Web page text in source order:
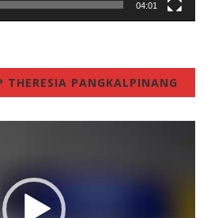
04:01
THERESIA PANGKALPINANG